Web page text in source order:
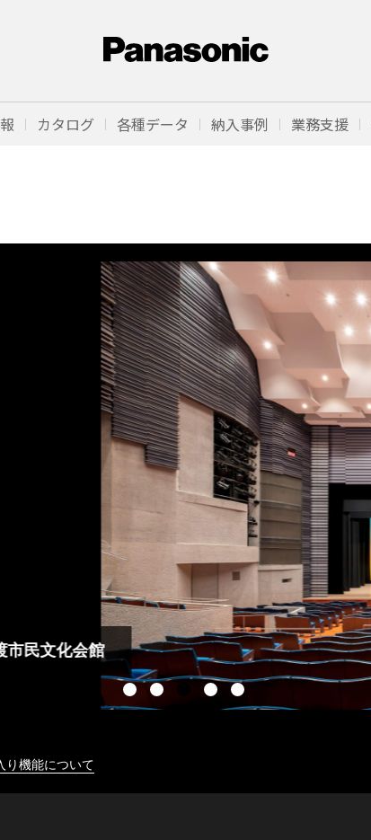
カタログ 各種データ 納入事例 業務支援
り機能について